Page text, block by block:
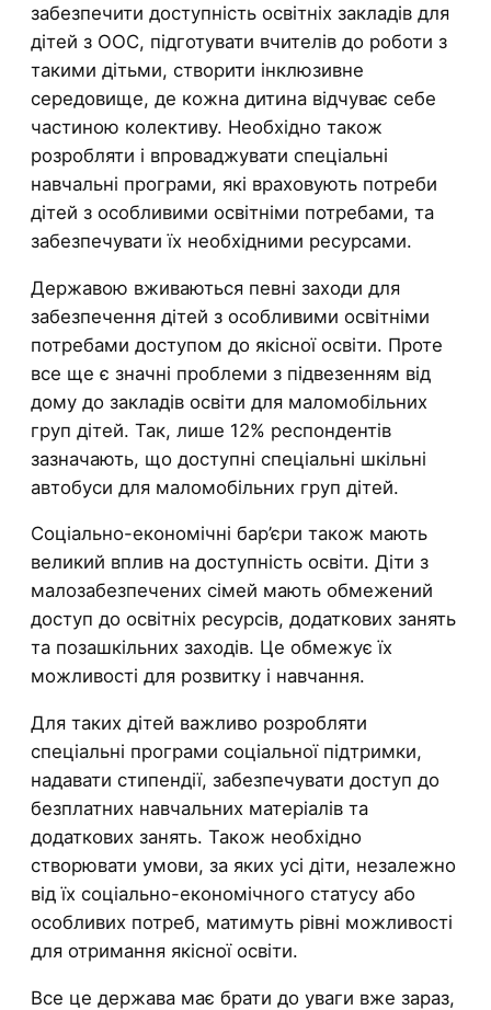
забезпечити доступність освітніх закладів для
дітей з ООС, підготувати вчителів до роботи з
такими дітьми, створити інклюзивне
середовище, де кожна дитина відчуває себе
частиною колективу. Необхідно також
розробляти і впроваджувати спеціальні
навчальні програми, які враховують потреби
дітей з особливими освітніми потребами, та
забезпечувати їх необхідними ресурсами.
Державою вживаються певні заходи для
забезпечення дітей з особливими освітніми
потребами доступом до якісної освіти. Проте
все ще є значні проблеми з підвезенням від
дому до закладів освіти для маломобільних
груп дітей. Так, лише 12% респондентів
зазначають, що доступні спеціальні шкільні
автобуси для маломобільних груп дітей.
Соціально-економічні бар’єри також мають
великий вплив на доступність освіти. Діти з
малозабезпечених сімей мають обмежений
доступ до освітніх ресурсів, додаткових занять
та позашкільних заходів. Це обмежує їх
можливості для розвитку і навчання.
Для таких дітей важливо розробляти
спеціальні програми соціальної підтримки,
надавати стипендії, забезпечувати доступ до
безплатних навчальних матеріалів та
додаткових занять. Також необхідно
створювати умови, за яких усі діти, незалежно
від їх соціально-економічного статусу або
особливих потреб, матимуть рівні можливості
для отримання якісної освіти.
Все це держава має брати до уваги вже зараз,